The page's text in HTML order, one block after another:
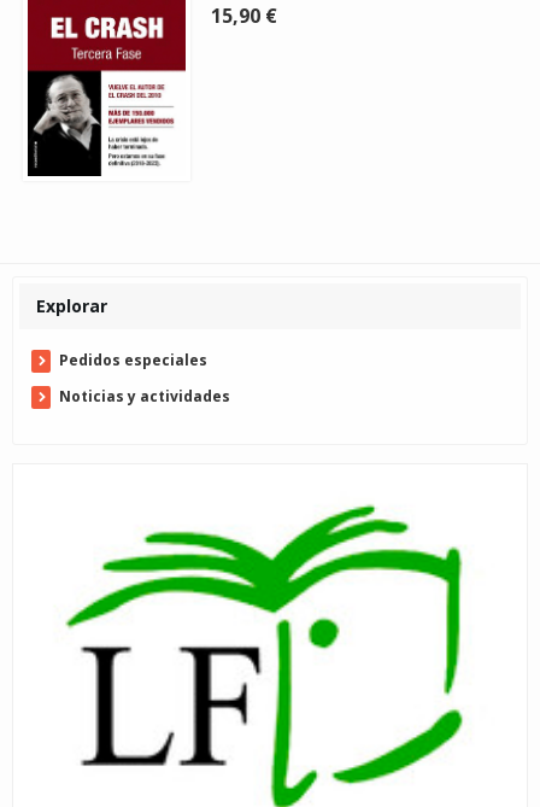
15,90 €
Explorar
Pedidos especiales
Noticias y actividades